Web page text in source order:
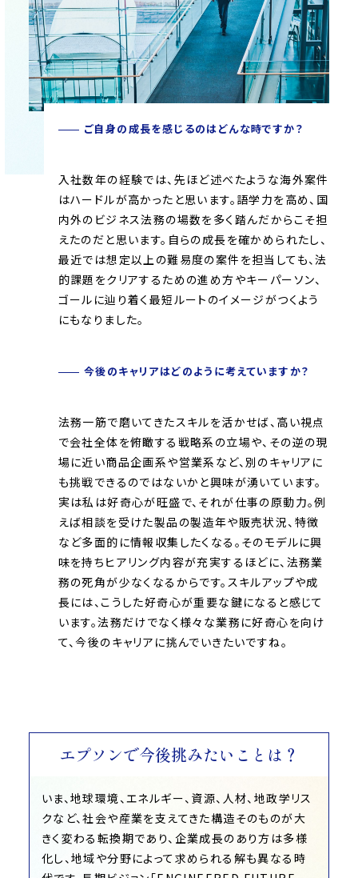
ご自身の成長を感じるのはどんな時ですか？
入社数年の経験では、先ほど述べたような海外案件
はハードルが高かったと思います。語学力を高め、国
内外のビジネス法務の場数を多く踏んだからこそ担
えたのだと思います。自らの成長を確かめられたし、
最近では想定以上の難易度の案件を担当しても、法
的課題をクリアするための進め方やキーパーソン、
ゴールに辿り着く最短ルートのイメージがつくよう
にもなりました。
今後のキャリアはどのように考えていますか？
法務一筋で磨いてきたスキルを活かせば、高い視点
で会社全体を俯瞰する戦略系の立場や、その逆の現
場に近い商品企画系や営業系など、別のキャリアに
も挑戦できるのではないかと興味が湧いています。
実は私は好奇心が旺盛で、それが仕事の原動力。例
えば相談を受けた製品の製造年や販売状況、特徴
など多面的に情報収集したくなる。そのモデルに興
味を持ちヒアリング内容が充実するほどに、法務業
務の死角が少なくなるからです。スキルアップや成
長には、こうした好奇心が重要な鍵になると感じて
います。法務だけでなく様々な業務に好奇心を向け
て、今後のキャリアに挑んでいきたいですね。
エプソンで今後挑みたいことは？
いま、地球環境、エネルギー、資源、人材、地政学リス
クなど、社会や産業を支えてきた構造そのものが大
きく変わる転換期であり、企業成長のあり方は多様
化し、地域や分野によって求められる解も異なる時